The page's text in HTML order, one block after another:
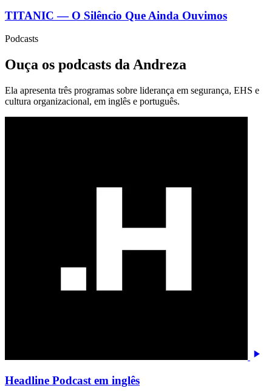
TITANIC — O Silêncio Que Ainda Ouvimos
Podcasts
Ouça os podcasts da Andreza
Ela apresenta três programas sobre liderança em segurança, EHS e
cultura organizacional, em inglês e português.
Headline Podcast em inglês